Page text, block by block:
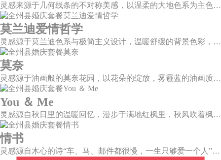
灵感来源于几何线条的不对称美感，以温柔的大地色系为主色调，空间上，利用几何线条进行完美切割，配以柔和色系的花艺点缀，构造了一个温馨柔和、清新复古的空间。
莫兰迪爱情哲学
灵感源于莫兰迪色系与极简主义设计，温暖舒缓的背景色彩，搭配色彩妍丽的花艺，与现代简约的曲面背景，构筑一个温柔宁静、格调高雅的空间。
莫奈
灵感源于油画般的莫奈花园，以花朵的绽放，雾霾蓝的油画质感打造，簇拥着花房的精美花艺点缀。在这幽静美好的方寸之地，浪漫正在生长和蔓延，直至永恒。
You ＆ Me
灵感源自秋日里的温暖回忆，漫步于满地红枫里，秋风吹着枫叶飒飒作响，我看着漫天的霞光，脑海里灵感渐渐浮现，希望绘出一场如秋意般温柔的婚礼，将所有的美好定格于此。
情书
灵感源自木心的诗“车、马、邮件都很慢，一生只够爱一个人”。那是一个情书里的年代，见字如面，纸短情长，想为你再写一纸情书，一字一句掂量，把文字写成我思念的模样。